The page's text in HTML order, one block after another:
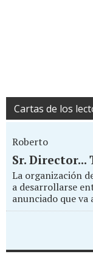
Cartas de los
Roberto
Sr.
La organización
a desarrollarse
anunciado que va